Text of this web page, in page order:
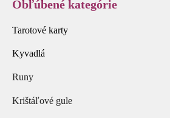
Obľúbené kategórie
Tarotové karty
Kyvadlá
Runy
Krištáľové gule